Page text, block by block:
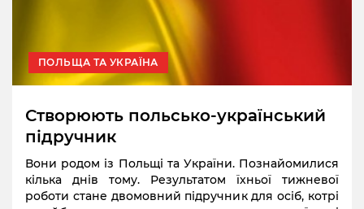
ПОЛЬЩА ТА УКРАЇНА
Створюють польсько-український
підручник
Вони родом із Польщі та України. Познайомилися
кілька днів тому. Результатом їхньої тижневої
роботи стане двомовний підручник для осіб, котрі